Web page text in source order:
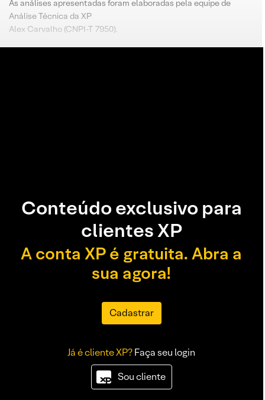
As análises apresentadas foram elaboradas pela equipe de
Análise Técnica da XP
Alex Carvalho (CNPI-T 7950).
Conteúdo exclusivo para
clientes XP
A conta XP é gratuita. Abra a
sua agora!
Cadastrar
Já é cliente XP?Faça seu login
Sou cliente